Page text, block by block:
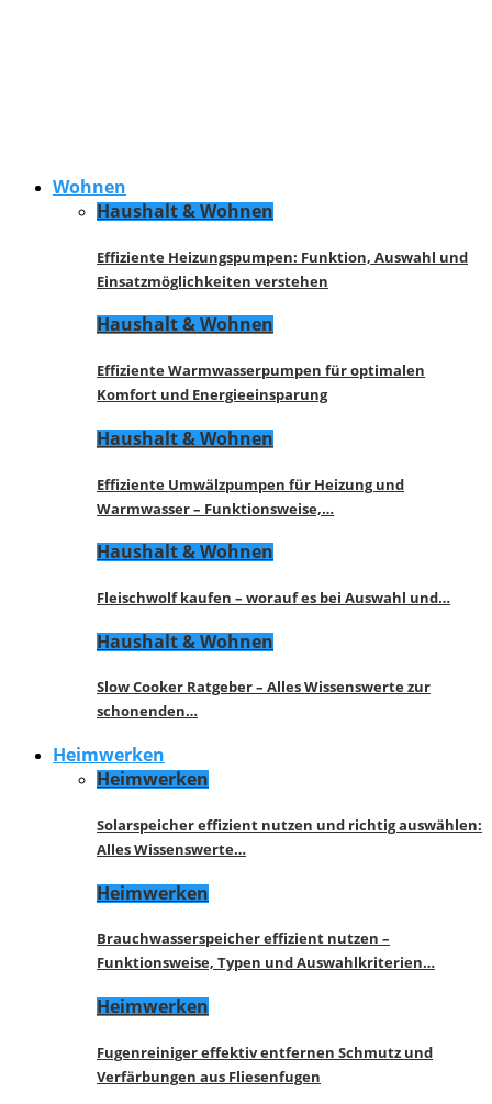
Wohnen
Haushalt & Wohnen
Effiziente Heizungspumpen: Funktion, Auswahl und
Einsatzmöglichkeiten verstehen
Haushalt & Wohnen
Effiziente Warmwasserpumpen für optimalen
Komfort und Energieeinsparung
Haushalt & Wohnen
Effiziente Umwälzpumpen für Heizung und
Warmwasser – Funktionsweise,…
Haushalt & Wohnen
Fleischwolf kaufen – worauf es bei Auswahl und…
Haushalt & Wohnen
Slow Cooker Ratgeber – Alles Wissenswerte zur
schonenden…
Heimwerken
Heimwerken
Solarspeicher effizient nutzen und richtig auswählen:
Alles Wissenswerte…
Heimwerken
Brauchwasserspeicher effizient nutzen –
Funktionsweise, Typen und Auswahlkriterien…
Heimwerken
Fugenreiniger effektiv entfernen Schmutz und
Verfärbungen aus Fliesenfugen